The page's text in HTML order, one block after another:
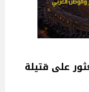
على قتيلة